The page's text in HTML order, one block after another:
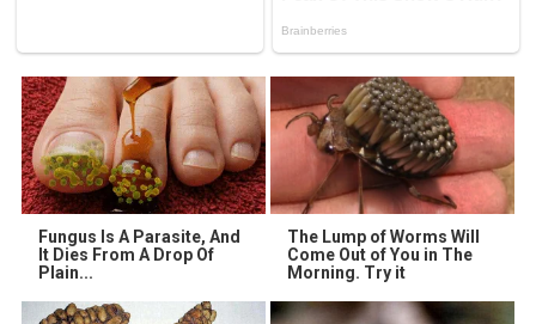
Fungus Is A Parasite, And
It Dies From A Drop Of
Plain...
The Lump of Worms Will
Come Out of You in The
Morning. Try it